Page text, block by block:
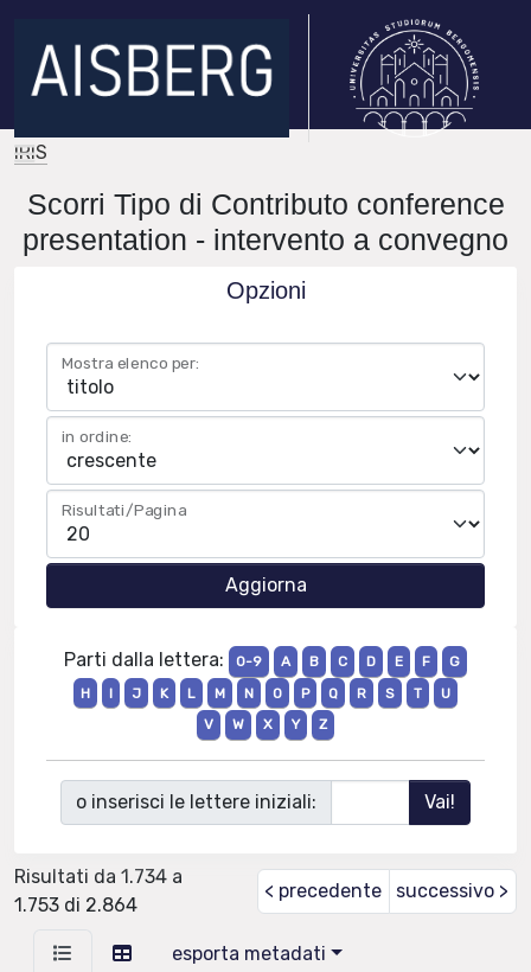
IRIS
Scorri Tipo di Contributo conference
presentation - intervento a convegno
Opzioni
Mostra elenco per:
in ordine:
Risultati/Pagina
Parti dalla lettera: 0-9 A B C D E F
G
H
I J K L M N O P Q R S T
U
V
W X Y Z
o inserisci le lettere iniziali:
Risultati da 1.734 a
1.753 di 2.864
< precedente successivo >
esporta metadati